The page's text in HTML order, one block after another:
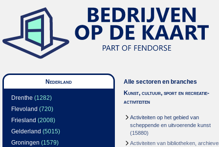
Nederland
Drenthe (1282)
Flevoland (720)
Friesland (2008)
Gelderland (5015)
Groningen (1579)
Alle sectoren en branches
Kunst, cultuur, sport en recreatie-
activiteiten
Activiteiten op het gebied van
scheppende en uitvoerende kunst
(15880)
Activiteiten van bibliotheken,